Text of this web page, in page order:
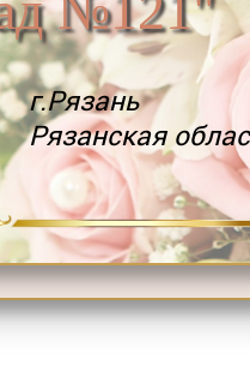
г.Рязань
Рязанская